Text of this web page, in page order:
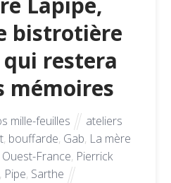
bistrotière
restera
mémoires
mille-feuilles
ateliers
, bouffarde, Gab, La mère
Ouest-France, Pierrick
Pipe, Sarthe